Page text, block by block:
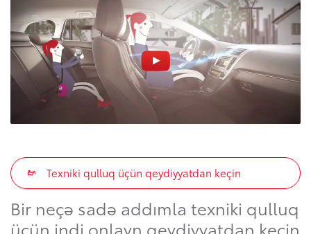
Texniki qulluq üçün qeydiyyatdan keçin
Bir neçə sadə addımla texniki qulluq
üçün indi onlayn qeydiyyatdan keçin